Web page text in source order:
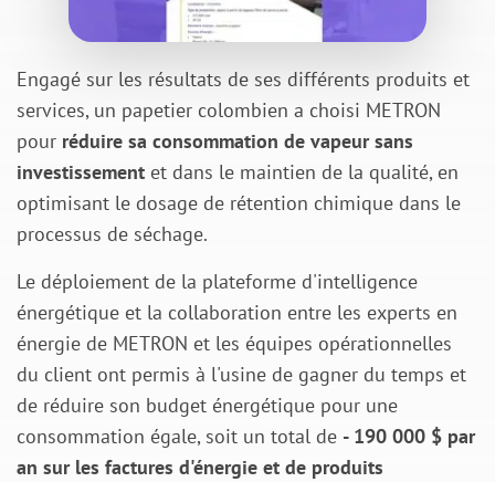
Engagé sur les résultats de ses différents produits et
services, un papetier colombien a choisi METRON
pour réduire sa consommation de vapeur sans
investissement et dans le maintien de la qualité, en
optimisant le dosage de rétention chimique dans le
processus de séchage.
Le déploiement de la plateforme d'intelligence
énergétique et la collaboration entre les experts en
énergie de METRON et les équipes opérationnelles
du client ont permis à l'usine de gagner du temps et
de réduire son budget énergétique pour une
consommation égale, soit un total de - 190 000 $ par
an sur les factures d'énergie et de produits